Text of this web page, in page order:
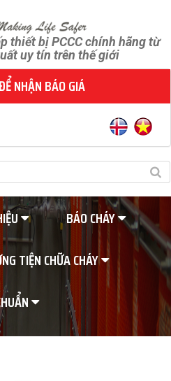
thiết bị PCCC chính hãng từ
uy tín trên thế giới
NHẬN BÁO GIÁ
BÁO CHÁY
TIỆN CHỮA CHÁY